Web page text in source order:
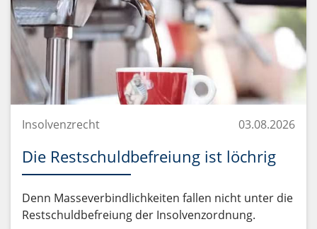
Insolvenzrecht 03.08.2026
Die Restschuldbefreiung ist löchrig
Denn Masseverbindlichkeiten fallen nicht unter die
Restschuldbefreiung der Insolvenzordnung.